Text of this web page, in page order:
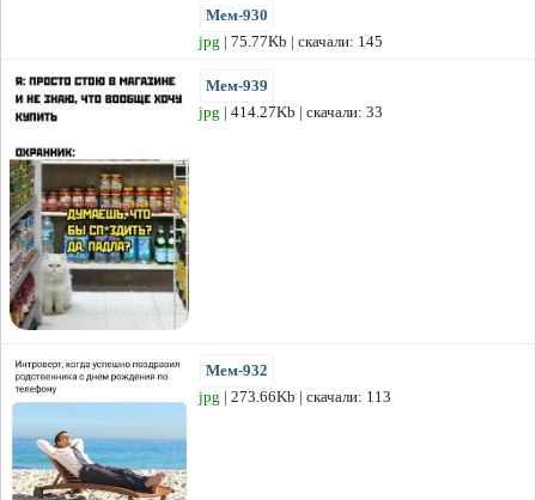
Мем-930
jpg | 75.77Kb | скачали: 145
Мем-939
jpg | 414.27Kb | скачали: 33
Мем-932
jpg | 273.66Kb | скачали: 113